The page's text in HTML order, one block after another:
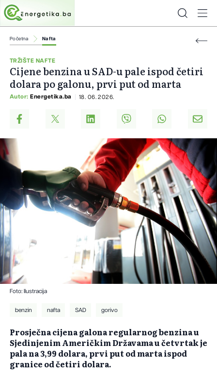
Početna Nafta
TRŽIŠTE NAFTE
Cijene benzina u SAD-u pale ispod četiri
dolara po galonu, prvi put od marta
Autor: Energetika.ba 18. 06. 2026.
Foto: Ilustracija
benzin nafta SAD gorivo
Prosječna cijena galona regularnog benzina u
Sjedinjenim Američkim Državama u četvrtak je
pala na 3,99 dolara, prvi put od marta ispod
granice od četiri dolara.